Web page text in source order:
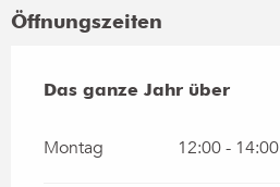
Öffnungszeiten
Das ganze Jahr über
Das ganze Jahr über
Montag 12:00 - 14:00